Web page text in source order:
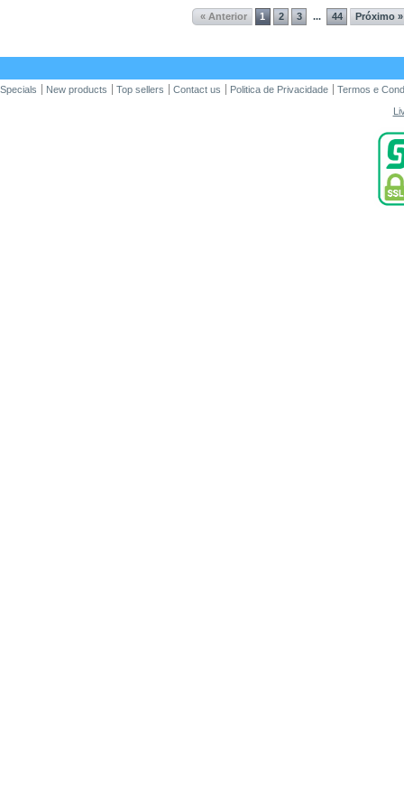
« Anterior 1 2 3 ... 44 Próximo »
Specials New products Top sellers Contact us Politica de Privacidade
Termos e